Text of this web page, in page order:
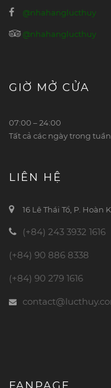
@nhahanglucthuy
@nhahanglucthuy
GIỜ MỞ CỬA
07:00 – 24:00
Tất cả các ngày trong tuần
LIÊN HỆ
16 Lê Thái Tổ, P. Hoàn
(+84) 243 3932 1616
(+84) 90 886 8338
(+84) 90 279 1616